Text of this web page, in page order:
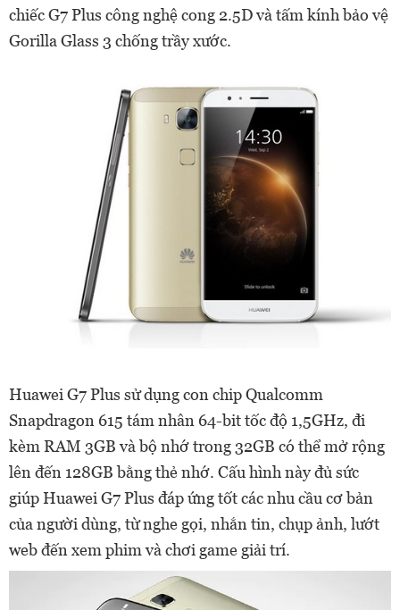
chiếc G7 Plus công nghệ cong 2.5D và tấm kính bảo vệ
Gorilla Glass 3 chống trầy xước.
Huawei G7 Plus sử dụng con chip Qualcomm
Snapdragon 615 tám nhân 64-bit tốc độ 1,5GHz, đi
kèm RAM 3GB và bộ nhớ trong 32GB có thể mở rộng
lên đến 128GB bằng thẻ nhớ. Cấu hình này đủ sức
giúp Huawei G7 Plus đáp ứng tốt các nhu cầu cơ bản
của người dùng, từ nghe gọi, nhắn tin, chụp ảnh, lướt
web đến xem phim và chơi game giải trí.